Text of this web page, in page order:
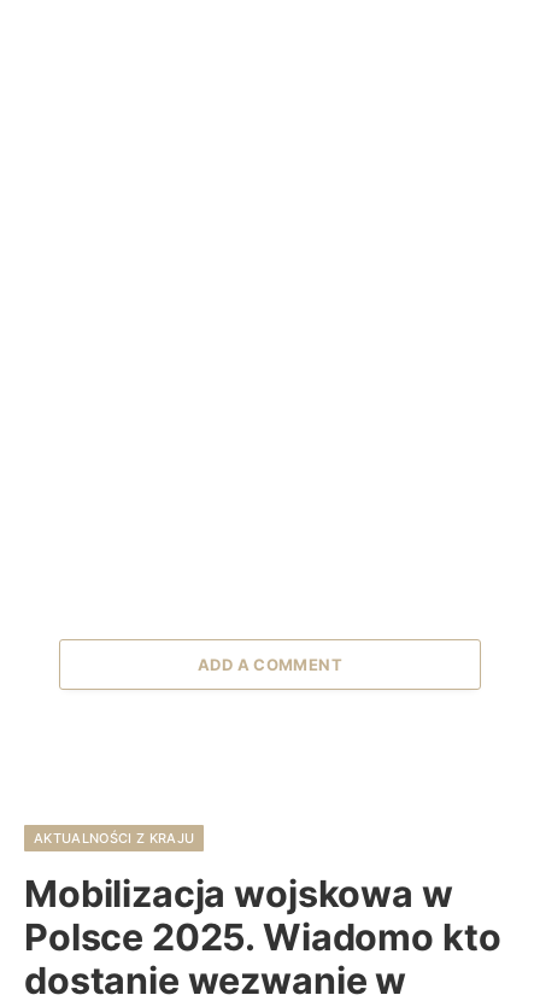
ADD A COMMENT
AKTUALNOŚCI Z KRAJU
Mobilizacja wojskowa w
Polsce 2025. Wiadomo kto
dostanie wezwanie w